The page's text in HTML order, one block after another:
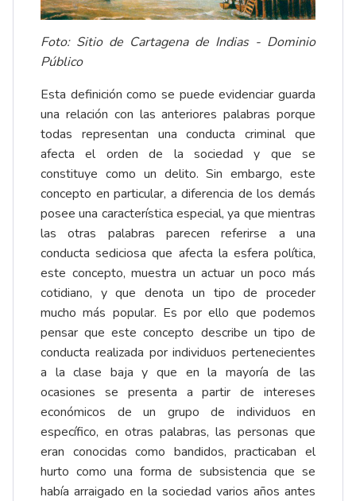
Foto: Sitio de Cartagena de Indias - Dominio
Público
Esta definición como se puede evidenciar guarda
una relación con las anteriores palabras porque
todas representan una conducta criminal que
afecta el orden de la sociedad y que se
constituye como un delito. Sin embargo, este
concepto en particular, a diferencia de los demás
posee una característica especial, ya que mientras
las otras palabras parecen referirse a una
conducta sediciosa que afecta la esfera política,
este concepto, muestra un actuar un poco más
cotidiano, y que denota un tipo de proceder
mucho más popular. Es por ello que podemos
pensar que este concepto describe un tipo de
conducta realizada por individuos pertenecientes
a la clase baja y que en la mayoría de las
ocasiones se presenta a partir de intereses
económicos de un grupo de individuos en
específico, en otras palabras, las personas que
eran conocidas como bandidos, practicaban el
hurto como una forma de subsistencia que se
había arraigado en la sociedad varios años antes